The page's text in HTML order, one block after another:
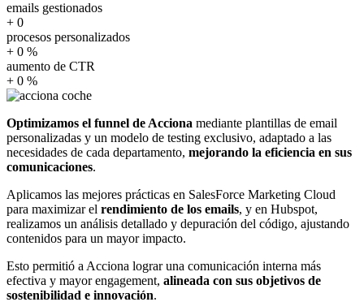
emails gestionados
+ 0
procesos personalizados
+ 0 %
aumento de CTR
+ 0 %
Optimizamos el funnel de Acciona mediante plantillas de email
personalizadas y un modelo de testing exclusivo, adaptado a las
necesidades de cada departamento, mejorando la eficiencia en sus
comunicaciones.
Aplicamos las mejores prácticas en SalesForce Marketing Cloud
para maximizar el rendimiento de los emails, y en Hubspot,
realizamos un análisis detallado y depuración del código, ajustando
contenidos para un mayor impacto.
Esto permitió a Acciona lograr una comunicación interna más
efectiva y mayor engagement, alineada con sus objetivos de
sostenibilidad e innovación.